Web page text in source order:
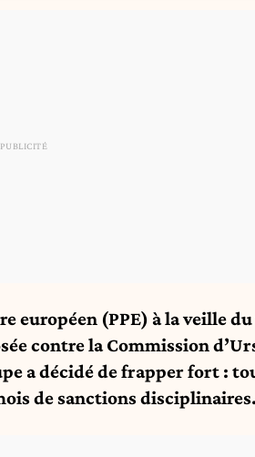
européen (PPE) à la veille
contre la Commission
a décidé de frapper fort :
de sanctions disciplinaires.